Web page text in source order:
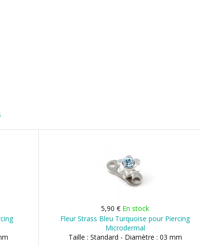
5,90 € En stock
Fleur Strass Bleu Turquoise pour Piercing
Microdermal
Taille : Standard - Diamètre : 03 mm